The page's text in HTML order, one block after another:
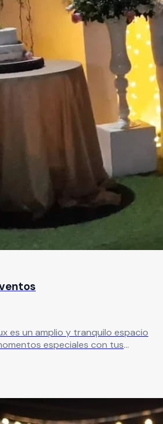
es un amplio y tranquilo espacio
especiales con tus
y acogedor. Ofrece
que se adaptan a tus
que tu evento sea
imaginado